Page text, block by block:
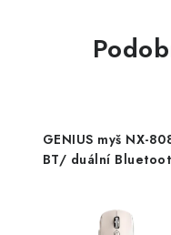
GENIUS myš NX-
BT/ duální
tichá/ béžová